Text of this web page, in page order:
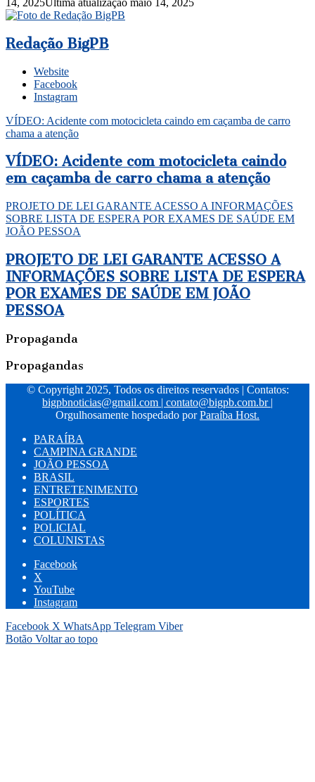
14, 2025Última atualização maio 14, 2025
Redação BigPB
Website
Facebook
Instagram
VÍDEO: Acidente com motocicleta caindo em caçamba de carro
chama a atenção
VÍDEO: Acidente com motocicleta caindo
em caçamba de carro chama a atenção
PROJETO DE LEI GARANTE ACESSO A INFORMAÇÕES
SOBRE LISTA DE ESPERA POR EXAMES DE SAÚDE EM
JOÃO PESSOA
PROJETO DE LEI GARANTE ACESSO A
INFORMAÇÕES SOBRE LISTA DE ESPERA
POR EXAMES DE SAÚDE EM JOÃO
PESSOA
Propaganda
Propagandas
© Copyright 2025, Todos os direitos reservados | Contatos:
bigpbnoticias@gmail.com
contato@bigpb.com.br
Orgulhosamente hospedado porParaíba Host.
PARAÍBA
CAMPINA GRANDE
JOÃO PESSOA
BRASIL
ENTRETENIMENTO
ESPORTES
POLÍTICA
POLICIAL
COLUNISTAS
Facebook
X
YouTube
Instagram
Facebook X WhatsApp Telegram Viber
Botão Voltar ao topo